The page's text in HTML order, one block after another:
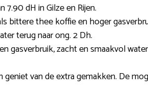
7.90 dH in Gilze en Rijen.
bittere thee koffie en hoger
terug naar ong. 2 Dh.
gasverbruik, zacht en smaakvol
van de extra gemakken. De